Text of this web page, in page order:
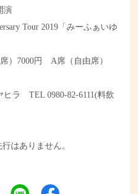
演
Tour 2019「みーふぁいゆ
） 7000円A席（自由席）
ヒラTEL 0980-82-6111(料飲
はありません。